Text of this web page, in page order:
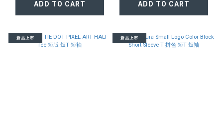
ADD TO CART ADD TO CART
新品上市 新品上市